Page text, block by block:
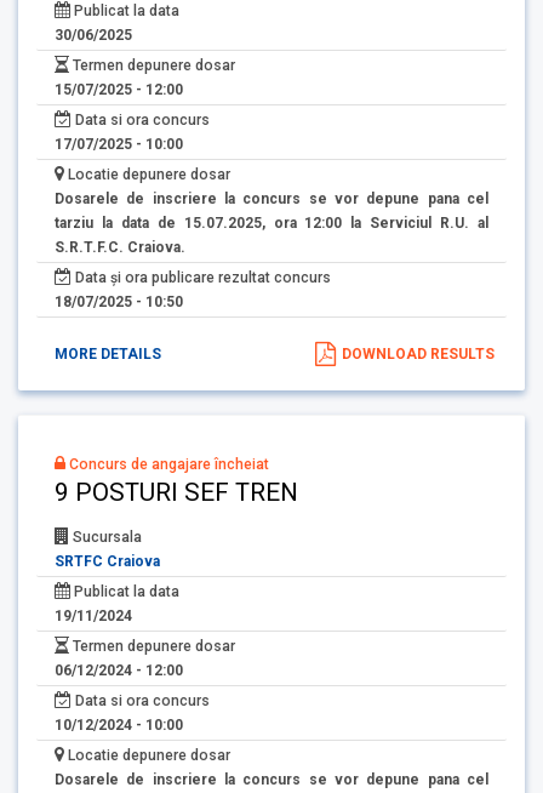
Publicat la data
30/06/2025
Termen depunere dosar
15/07/2025 - 12:00
Data si ora concurs
17/07/2025 - 10:00
Locatie depunere dosar
Dosarele de inscriere la concurs se vor depune pana cel
tarziu la data de 15.07.2025, ora 12:00 la Serviciul R.U. al
S.R.T.F.C. Craiova.
Data și ora publicare rezultat concurs
18/07/2025 - 10:50
MORE DETAILS DOWNLOAD RESULTS
Concurs de angajare încheiat
9 POSTURI SEF TREN
Sucursala
SRTFC Craiova
Publicat la data
19/11/2024
Termen depunere dosar
06/12/2024 - 12:00
Data si ora concurs
10/12/2024 - 10:00
Locatie depunere dosar
Dosarele de inscriere la concurs se vor depune pana cel